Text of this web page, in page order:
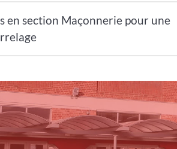
l’article
en section Maçonnerie pour une